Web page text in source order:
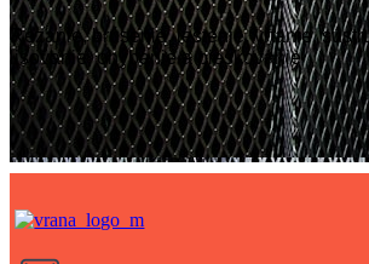
Rezanie, brúsenie, leštenie, vŕtanie,
lisovanie, ohýbanie a pieskovanie